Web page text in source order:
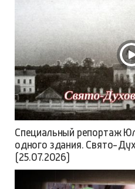
Специальный репортаж
одного здания. Свято-
(25.07.2026)